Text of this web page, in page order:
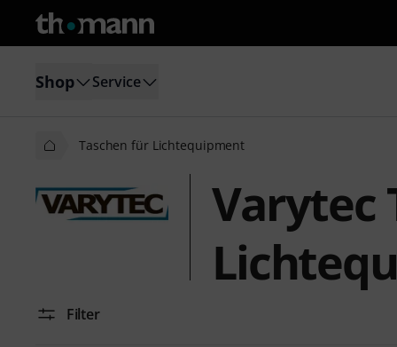
Shop Service
Taschen für Lichtequipment
Varytec
Filter